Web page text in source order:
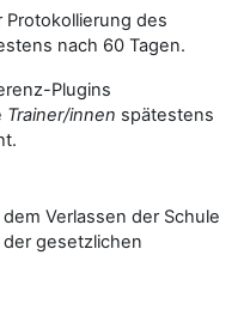
des
nach 60 Tagen.
Plugins
Trainer/innen spätestens
Verlassen der Schule
gesetzlichen